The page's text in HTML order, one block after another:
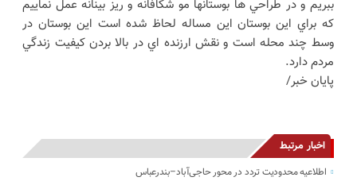
ببريم و در طراحي ها بوستانها مو شكافانه و ريز بينانه عمل نماييم
كه براي اين بوستان اين مساله لحاظ شده است اين بوستان در
وسط چند محله است و نقش ارزنده اي در بالا بردن كيفيت زندگي
مردم دارد.
پایان خبر/
اخبار مرتبط
اطلاعیه محدودیت تردد در محور حاجی‌آباد–بندرعباس